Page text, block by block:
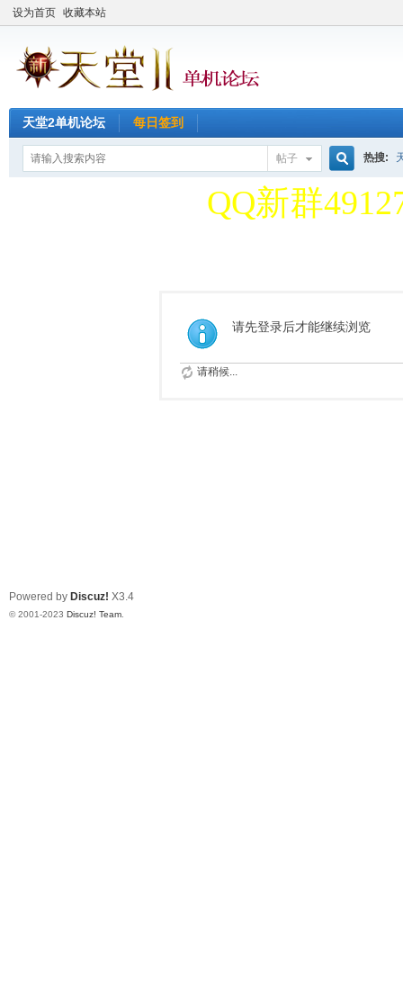
设为首页 收藏本站
天堂2单机论坛 每日签到
帖子 热搜:
天堂2单机
QQ新群
QQ新群
请先登录后才能继续浏览
请稍候...
Powered by Discuz! X3.4
© 2001-2023 Discuz! Team